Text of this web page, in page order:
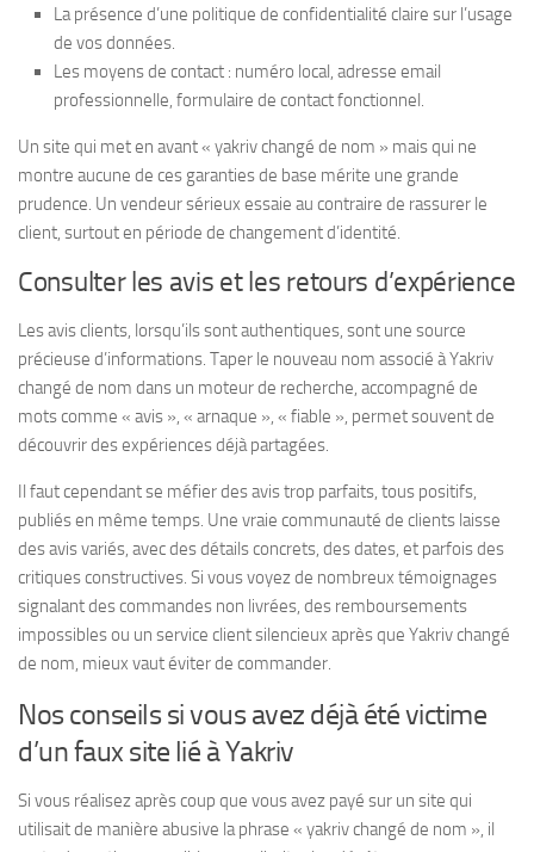
La présence d’une politique de confidentialité claire sur l’usage
de vos données.
Les moyens de contact : numéro local, adresse email
professionnelle, formulaire de contact fonctionnel.
Un site qui met en avant « yakriv changé de nom » mais qui ne
montre aucune de ces garanties de base mérite une grande
prudence. Un vendeur sérieux essaie au contraire de rassurer le
client, surtout en période de changement d’identité.
Consulter les avis et les retours d’expérience
Les avis clients, lorsqu’ils sont authentiques, sont une source
précieuse d’informations. Taper le nouveau nom associé à Yakriv
changé de nom dans un moteur de recherche, accompagné de
mots comme « avis », « arnaque », « fiable », permet souvent de
découvrir des expériences déjà partagées.
Il faut cependant se méfier des avis trop parfaits, tous positifs,
publiés en même temps. Une vraie communauté de clients laisse
des avis variés, avec des détails concrets, des dates, et parfois des
critiques constructives. Si vous voyez de nombreux témoignages
signalant des commandes non livrées, des remboursements
impossibles ou un service client silencieux après que Yakriv changé
de nom, mieux vaut éviter de commander.
Nos conseils si vous avez déjà été victime
d’un faux site lié à Yakriv
Si vous réalisez après coup que vous avez payé sur un site qui
utilisait de manière abusive la phrase « yakriv changé de nom », il